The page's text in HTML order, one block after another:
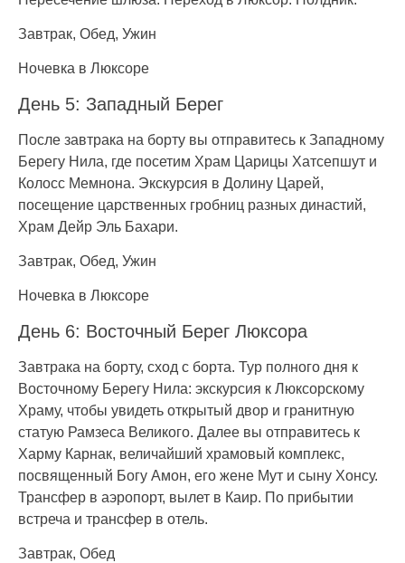
Завтрак, Обед, Ужин
Ночевка в Люксоре
День 5: Западный Берег
После завтрака на борту вы отправитесь к Западному
Берегу Нила, где посетим Храм Царицы Хатсепшут и
Колосс Мемнона. Экскурсия в Долину Царей,
посещение царственных гробниц разных династий,
Храм Дейр Эль Бахари.
Завтрак, Обед, Ужин
Ночевка в Люксоре
День 6: Восточный Берег Люксора
Завтрака на борту, сход с борта. Тур полного дня к
Восточному Берегу Нила: экскурсия к Люксорскому
Храму, чтобы увидеть открытый двор и гранитную
статую Рамзеса Великого. Далее вы отправитесь к
Харму Карнак, величайший храмовый комплекс,
посвященный Богу Амон, его жене Мут и сыну Хонсу.
Трансфер в аэропорт, вылет в Каир. По прибытии
встреча и трансфер в отель.
Завтрак, Обед